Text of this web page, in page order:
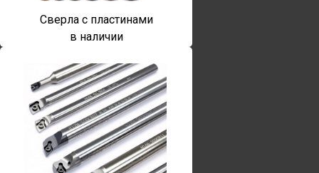
Сверла с пластинами
в наличии